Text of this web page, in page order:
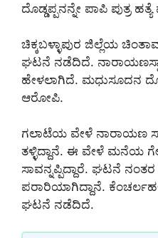
ದೊಡ್ಡಪ್ಪನನ್ನೇ ಪಾಪಿ ಪುತ್ರ
ಚಿಕ್ಕಬಳ್ಳಾಪುರ ಜಿಲ್ಲೆಯ
ಘಟನೆ ನಡೆದಿದೆ.
ಹೇಳಲಾಗಿದೆ. ಮಧುಸೂದನ
ಆರೋಪಿ.
ಗಲಾಟೆಯ ವೇಳೆ ನಾರಾಯಣ
ತಳ್ಳಿದ್ದಾನೆ. ಈ ವೇಳೆ ಮನೆಯ
ಸಾವನ್ನಪ್ಪಿದ್ದಾರೆ. ಘಟನೆ
ಪರಾರಿಯಾಗಿದ್ದಾನೆ.
ಘಟನೆ ನಡೆದಿದೆ.